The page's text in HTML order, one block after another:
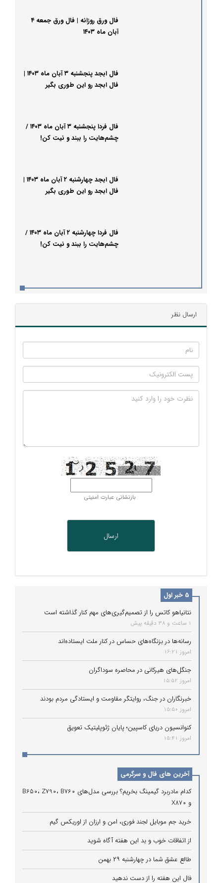
فال ورق روزانه | فال ورق جمعه ۴
آبان ماه ۱۴۰۳
فال ابجد پنجشنبه ۳ آبان​ ماه ۱۴۰۳ |
فال ابجد رو این طوری بگیر
فال فردا پنجشنبه ۳ آبان ماه ۱۴۰۳ /
چشم‌هایت را ببند و نیت کن!
فال ابجد چهارشنبه ۲ آبان​ ماه ۱۴۰۳ |
فال ابجد رو این طوری بگیر
فال فردا چهارشنبه ۲ آبان ماه ۱۴۰۳ /
چشم‌هایت را ببند و نیت کن!
ارسال نظر
بازنشانی عبارت امنیتی
5 خبر اول
نتانیاهو کاتس را از تصمیم‌گیری‌های مهم کنار گذاشته است
1 ساعت و 38 دقیقه پیش
رسانه‌ها در بزنگاه‌های حساس در کنار ملت ایستاده‌اند
امروز 16:21
جنگل‌های هیرکانی در محاصره سوداگران
امروز 15:52
خبرنگاران در جنگ، روایتگر مقاومت و ایستادگی مردم بودند
امروز 15:50
کنوانسیون دریای کاسپین؛ پایان ژئوپلیتیک تعویق
امروز 15:41
آخرین های فال و سرگرمی
کدام مادربرد گیمینگ بخریم؟ بررسی مدل‌های B650، Z790، B760
و X870
خرید جم موبایل لجند فوری، امن و ارزان از اوریکس گیم
از اتفاقات خوب و بد این هفته آگاه شوید
طالع عشق شما در چهارشنبه ۲۹ بهمن
فال این هفته را از دست ندهید